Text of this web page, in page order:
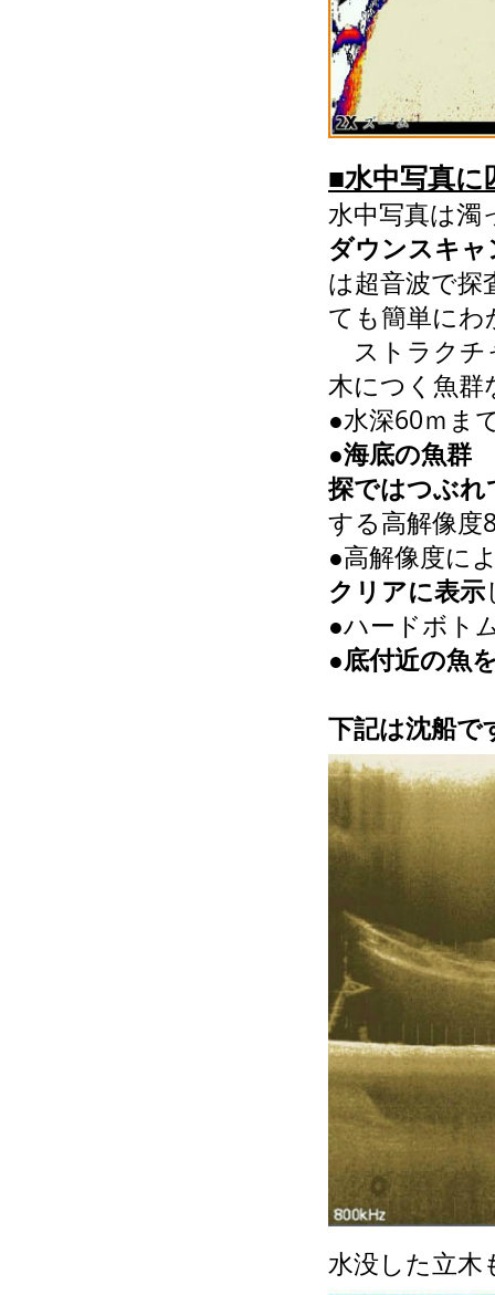
■水中写真に
水中写真は
ダウンスキ
は超音波で探
ても簡単にわ
ストラク
木につく魚群
●水深60ｍま
●海底の魚群
探ではつぶれ
する高解像度
●高解像度に
クリアに表示
●ハードボト
●底付近の魚
下記は沈船
水没した立